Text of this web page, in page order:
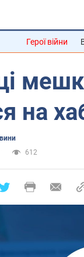
Герої війни
на
612